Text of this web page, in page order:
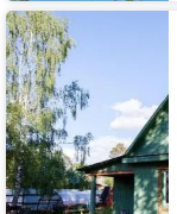
Турбаза
Чайка